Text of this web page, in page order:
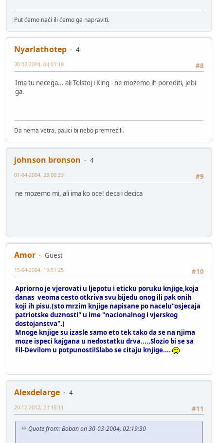
Put ćemo naći ili ćemo ga napraviti.
Nyarlathotep
4
#8
30-03-2004, 04:01:18
Ima tu necega... ali Tolstoj i King - ne mozemo ih porediti, jebi
ga.
Da nema vetra, pauci bi nebo premrezili.
johnson bronson
4
#9
01-04-2004, 23:00:23
ne mozemo mi, ali ima ko oce! deca i decica
Amor
Guest
#10
15-04-2004, 19:51:25
Apriorno je vjerovati u ljepotu i eticku poruku knjige,koja
danas veoma cesto otkriva svu bijedu onog ili pak onih
koji ih pisu.(sto mrzim knjige napisane po nacelu"osjecaja
patriotske duznosti" u ime "nacionalnog i vjerskog
dostojanstva".)
Mnoge knjige su izasle samo eto tek tako da se na njima
moze ispeci kajgana u nedostatku drva.....Slozio bi se sa
Fil-Devilom u potpunosti!Slabo se citaju knjige....
Alexdelarge
4
#11
20-12-2012, 23:15:11
Quote from: Boban on 30-03-2004, 02:19:30